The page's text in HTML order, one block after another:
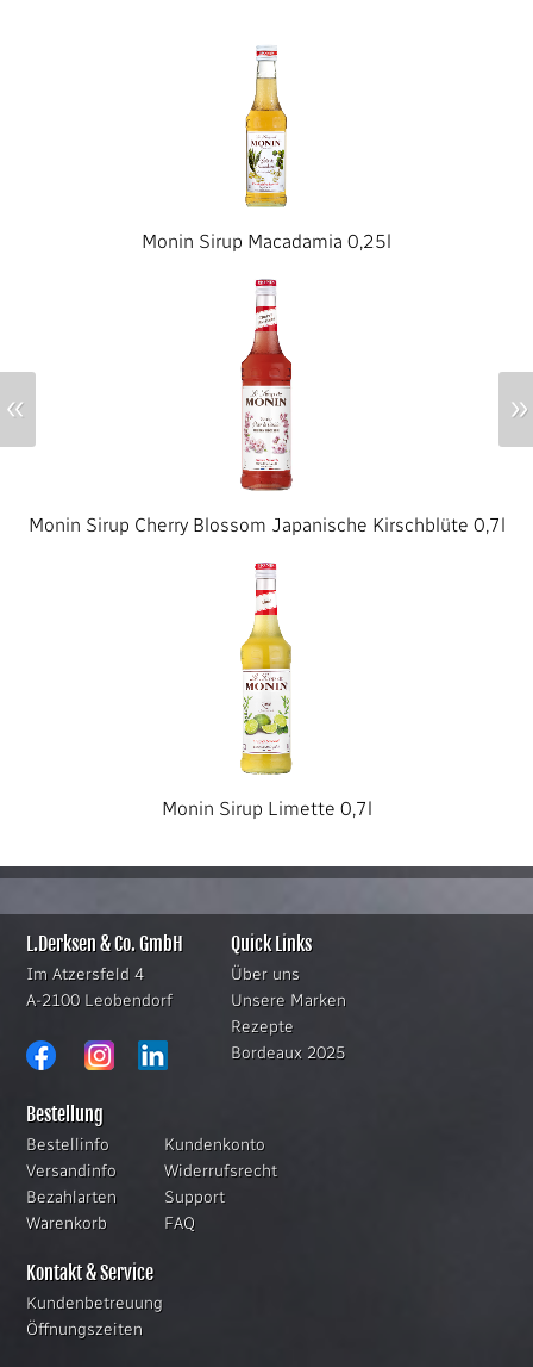
Monin Sirup Macadamia 0,25l
Monin Sirup Cherry Blossom Japanische Kirschblüte 0,7l
Monin Sirup Limette 0,7l
« »
L.Derksen & Co. GmbH
Im Atzersfeld 4
A-2100 Leobendorf
Quick Links
Über uns
Unsere Marken
Rezepte
Bordeaux 2025
Bestellung
Bestellinfo
Versandinfo
Bezahlarten
Warenkorb
Kundenkonto
Widerrufsrecht
Support
FAQ
Kontakt & Service
Kundenbetreuung
Öffnungszeiten